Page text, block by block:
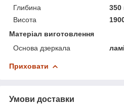
Глибина
Висота
Матеріал виготовлення
Основа дзеркала
Приховати
Умови доставки